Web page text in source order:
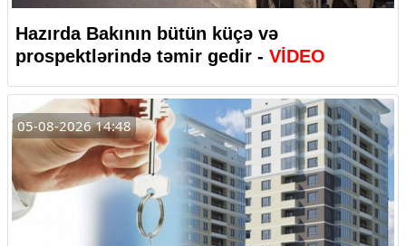
Hazırda Bakının bütün küçə və
prospektlərində təmir gedir - VİDEO
05-08-2026 14:48